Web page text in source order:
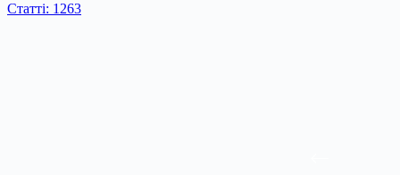
Статті: 1263